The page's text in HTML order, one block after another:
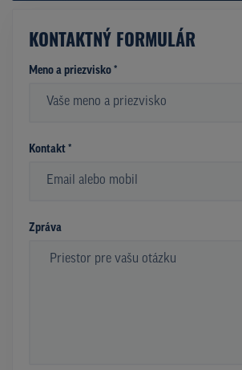
KONTAKTNÝ FORMULÁR
Meno a priezvisko *
Kontakt *
Zpráva